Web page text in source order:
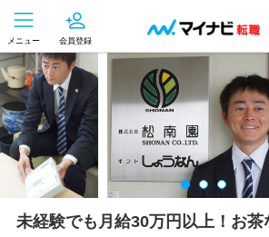
メニュー 会員登録
未経験でも月給30万円以上！お茶